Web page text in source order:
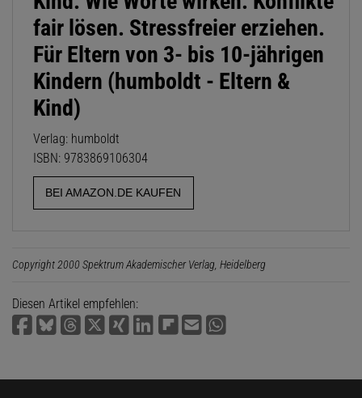
fair lösen. Stressfreier erziehen.
Für Eltern von 3- bis 10-jährigen
Kindern (humboldt - Eltern &
Kind)
Verlag: humboldt
ISBN: 9783869106304
BEI AMAZON.DE KAUFEN
Copyright 2000 Spektrum Akademischer Verlag, Heidelberg
Diesen Artikel empfehlen: